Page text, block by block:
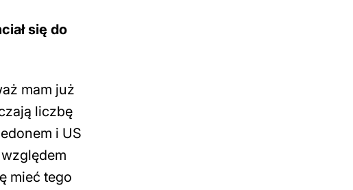
się do
mam już
liczbę
i US
mieć tego